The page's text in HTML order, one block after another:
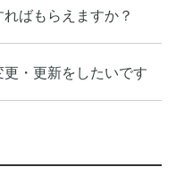
ばもらえますか？
・更新をしたいです